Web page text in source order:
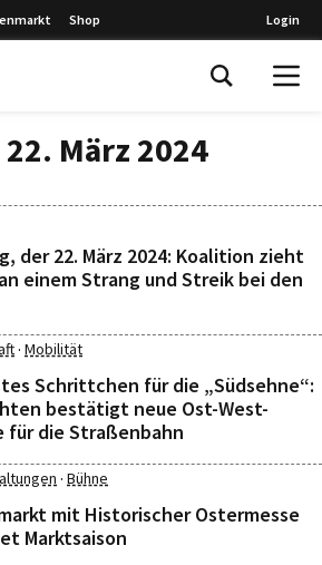
Shop Login
22. März 2024
der 22. März 2024: Koalition zieht
einem Strang und Streik bei den
· Mobilität
Schrittchen für die „Südsehne“:
bestätigt neue Ost-West-
für die Straßenbahn
· Bühne
mit Historischer Ostermesse
Marktsaison